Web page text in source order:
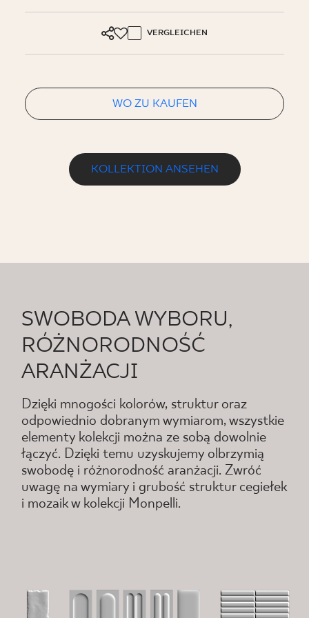
VERGLEICHEN
WO ZU KAUFEN
KOLLEKTION ANSEHEN
SWOBODA WYBORU,
RÓŻNORODNOŚĆ
ARANŻACJI
Dzięki mnogości kolorów, struktur oraz
odpowiednio dobranym wymiarom, wszystkie
elementy kolekcji można ze sobą dowolnie
łączyć. Dzięki temu uzyskujemy olbrzymią
swobodę i różnorodność aranżacji. Zwróć
uwagę na wymiary i grubość struktur cegiełek
i mozaik w kolekcji Monpelli.